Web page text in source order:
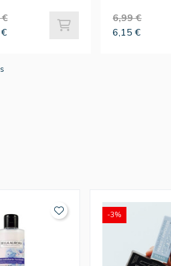
6,99 €
6,15 €
-3%